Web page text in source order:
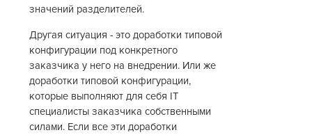
значений разделителей.
Другая ситуация - это доработки типовой
конфигурации под конкретного
заказчика у него на внедрении. Или же
доработки типовой конфигурации,
которые выполняют для себя IT
специалисты заказчика собственными
силами. Если все эти доработки